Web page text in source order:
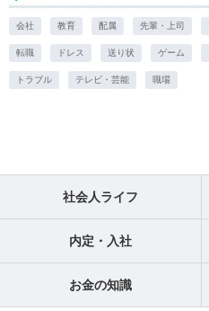
会社 教育 配属 先輩・上司
転職 ドレス 送り状 ゲーム
トラブル テレビ・芸能 職場
社会人ライフ
内定・入社
お金の知識